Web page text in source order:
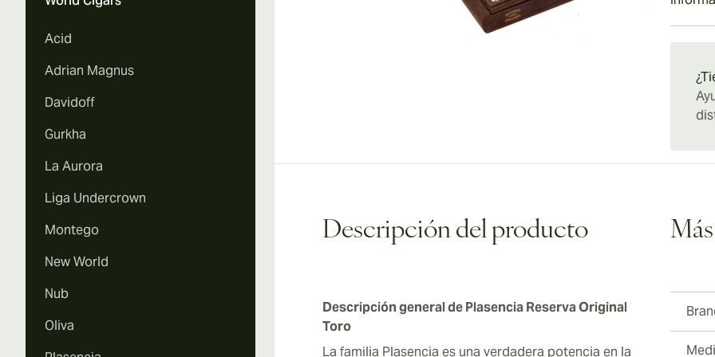
Acid
Adrian Magnus
Davidoff
Gurkha
La Aurora
Liga Undercrown
Montego
New World
Nub
Oliva
de
en el
una
Toros
Descripción del producto
Descripción general de Plasencia Reserva Original
Toro
La familia Plasencia es una verdadera potencia en la